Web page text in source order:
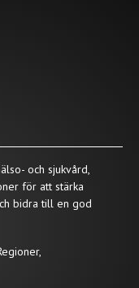
och sjukvård,
för att stärka
bidra till en god